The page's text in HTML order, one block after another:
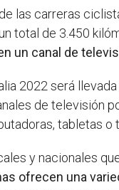
las carreras
total de 3.450
un canal de
2022 será
de televisión
tabletas o
y nacionales
ofrecen una